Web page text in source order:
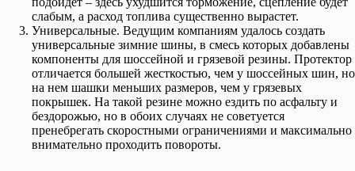
слабым, а расход топлива существенно вырастет.
Универсальные. Ведущим компаниям удалось создать
универсальные зимние шины, в смесь которых добавлены
компоненты для шоссейной и грязевой резины. Протектор
отличается большей жесткостью, чем у шоссейных шин, но
на нем шашки меньших размеров, чем у грязевых
покрышек. На такой резине можно ездить по асфальту и
бездорожью, но в обоих случаях не советуется
пренебрегать скоростными ограничениями и максимально
внимательно проходить повороты.